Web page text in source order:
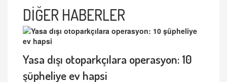
DİĞER HABERLER
Yasa dışı otoparkçılara operasyon: 10
şüpheliye ev hapsi